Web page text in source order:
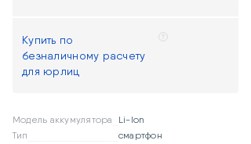
Купить по
безналичному расчету
для юрлиц
Модель аккумулятора
Li-Ion
Тип
смартфон